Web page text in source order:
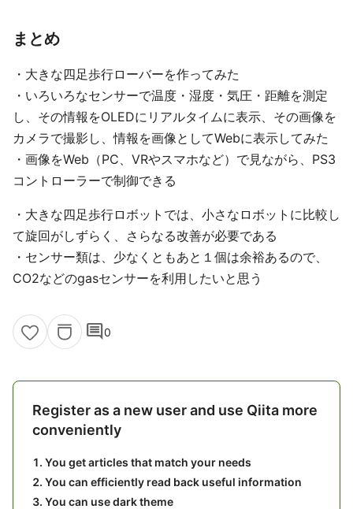
まとめ
・大きな四足歩行ローバーを作ってみた
・いろいろなセンサーで温度・湿度・気圧・距離を測定
し、その情報をOLEDにリアルタイムに表示、その画像を
カメラで撮影し、情報を画像としてWebに表示してみた
・画像をWeb（PC、VRやスマホなど）で見ながら、PS3
コントローラーで制御できる
・大きな四足歩行ロボットでは、小さなロボットに比較し
て旋回がしずらく、さらなる改善が必要である
・センサー類は、少なくともあと１個は余裕あるので、
CO2などのgasセンサーを利用したいと思う
comment0
Register as a new user and use Qiita more
conveniently
You get articles that match your needs
You can efficiently read back useful information
You can use dark theme